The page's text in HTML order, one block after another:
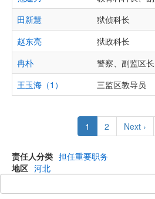
田新慧
狱侦科长
赵东亮
狱政科长
冉朴
警察、副监区长
王玉海（1）
三监区教导员
Current
page
1 Page
2
Next
page
Next ›
责任人分类 担任重要职务
地区 河北